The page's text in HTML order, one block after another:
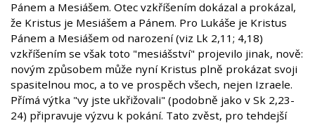
Pánem a Mesiášem. Otec vzkříšením dokázal a prokázal,
že Kristus je Mesiášem a Pánem. Pro Lukáše je Kristus
Pánem a Mesiášem od narození (viz Lk 2,11; 4,18)
vzkříšením se však toto "mesiášství" projevilo jinak, nově:
novým způsobem může nyní Kristus plně prokázat svoji
spasitelnou moc, a to ve prospěch všech, nejen Izraele.
Přímá výtka "vy jste ukřižovali" (podobně jako v Sk 2,23-
24) připravuje výzvu k pokání. Tato zvěst, pro tehdejší